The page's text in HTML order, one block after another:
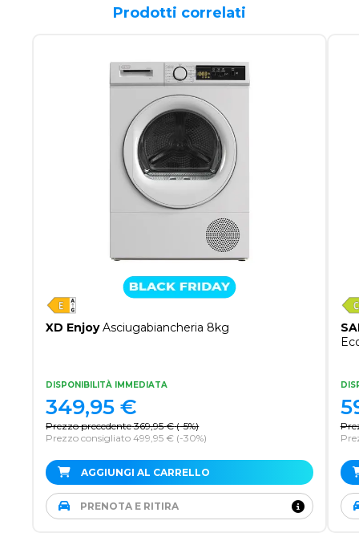
Prodotti correlati
XD EnjoyAsciugabiancheria 8kg
DISPONIBILITÀ IMMEDIATA
Prezzo precedente 369,95 € (-5%)
Prezzo consigliato 499,95 € (-30%)
349,95 €
AGGIUNGI AL CARRELLO
PRENOTA E RITIRA